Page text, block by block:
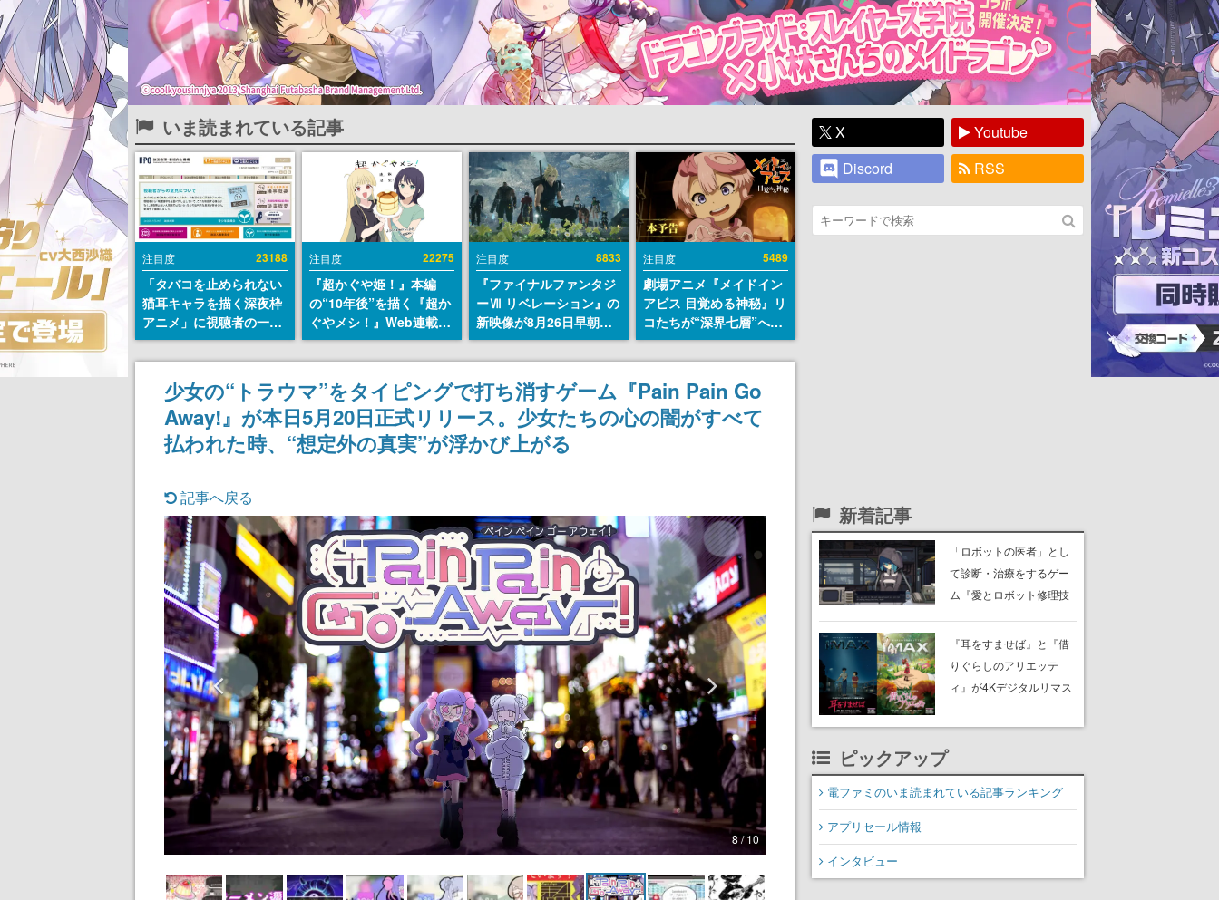
いま読まれている記事
注目度 23188
「タバコを止められない
猫耳キャラを描く深夜枠
アニメ」に視聴者の一部
から批判意見。違法薬物
の使用と思しき描写も含
めて、BPOが議論を交わ
注目度 22275
『超かぐや姫！』本編
の“10年後”を描く『超か
ぐやメシ！』Web連載決
定。新たなWebマンガレ
ーベル「ビビビコミッ
ク」にて特別話が掲載ス
タート、あのお話には…
まだ続きがある！
注目度 8833
『ファイナルファンタジ
ーⅦ リベレーション』の
新映像が8月26日早朝に
公開へ。『FF7』リメイ
クシリーズの完結編、
「gamescom」のオープ
ニングナイトライブにて
ディレクターの浜口直樹
氏が登壇する予定
注目度 5489
劇場アニメ『メイドイン
アビス 目覚める神秘』リ
コたちが“深界七層”へ進
む予告映像が公開。新キ
ャストも発表、テパステ
は諸星すみれさん、クラ
ヴァリは星野貴紀さんが
担当する
少女の“トラウマ”をタイピングで打ち消すゲーム『Pain Pain Go
Away!』が本日5月20日正式リリース。少女たちの心の闇がすべて
払われた時、“想定外の真実”が浮かび上がる
記事へ戻る
8 / 10
X
Youtube
Discord
RSS
新着記事
「ロボットの医者」とし
て診断・治療をするゲー
ム『愛とロボット修理技
体験版がリリース。さま
ざまな患者を分解し、書
き換え、そして消去して
『耳をすませば』と『借
りぐらしのアリエッテ
ィ』が4Kデジタルリマス
決定。10月23日から11月
ピックアップ
電ファミのいま読まれている記事ランキング
アプリセール情報
インタビュー